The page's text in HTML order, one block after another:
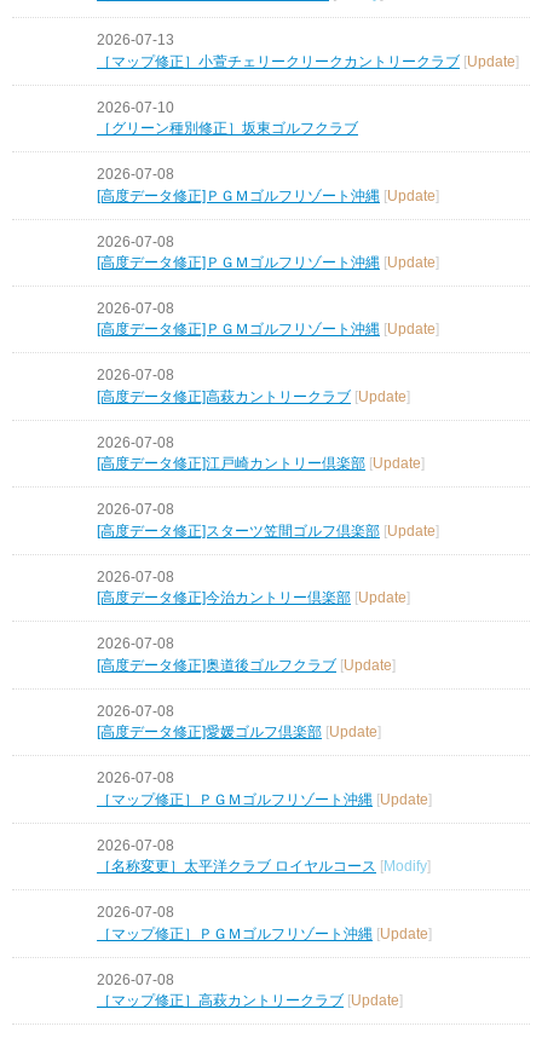
2026-07-13
［マップ修正］小萱チェリークリークカントリークラブ [Update]
2026-07-10
［グリーン種別修正］坂東ゴルフクラブ
2026-07-08
[高度データ修正]ＰＧＭゴルフリゾート沖縄 [Update]
2026-07-08
[高度データ修正]ＰＧＭゴルフリゾート沖縄 [Update]
2026-07-08
[高度データ修正]ＰＧＭゴルフリゾート沖縄 Update
2026-07-08
[高度データ修正]高萩カントリークラブ [Update]
2026-07-08
[高度データ修正]江戸崎カントリー倶楽部 Update
2026-07-08
[高度データ修正]スターツ笠間ゴルフ倶楽部 [Update]
2026-07-08
[高度データ修正]今治カントリー倶楽部 Update
2026-07-08
[高度データ修正]奥道後ゴルフクラブ [Update]
2026-07-08
[高度データ修正]愛媛ゴルフ倶楽部 Update
2026-07-08
［マップ修正］ＰＧＭゴルフリゾート沖縄 [Update]
2026-07-08
［名称変更］太平洋クラブ ロイヤルコース [Modify]
2026-07-08
［マップ修正］ＰＧＭゴルフリゾート沖縄 [Update]
2026-07-08
［マップ修正］高萩カントリークラブ [Update]